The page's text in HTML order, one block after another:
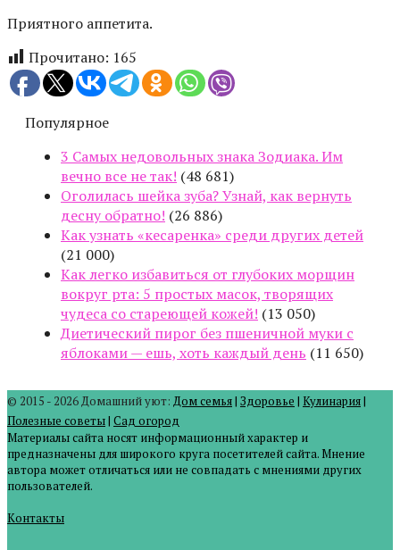
Приятного аппетита.
Прочитано: 165
Популярное
3 Самых недовольных знака Зодиака. Им
вечно все не так! (48 681)
Оголилась шейка зуба? Узнай, как вернуть
десну обратно! (26 886)
Как узнать «кесаренка» среди других детей
(21 000)
Как легко избавиться от глубоких морщин
вокруг рта: 5 простых масок, творящих
чудеса со стареющей кожей! (13 050)
Диетический пирог без пшеничной муки с
яблоками — ешь, хоть каждый день (11 650)
© 2015 - 2026 Домашний уют: Дом семья| Здоровье | Кулинария|
Полезные советы| Сад огород
Материалы сайта носят информационный характер и
предназначены для широкого круга посетителей сайта. Мнение
автора может отличаться или не совпадать с мнениями других
пользователей.
Контакты